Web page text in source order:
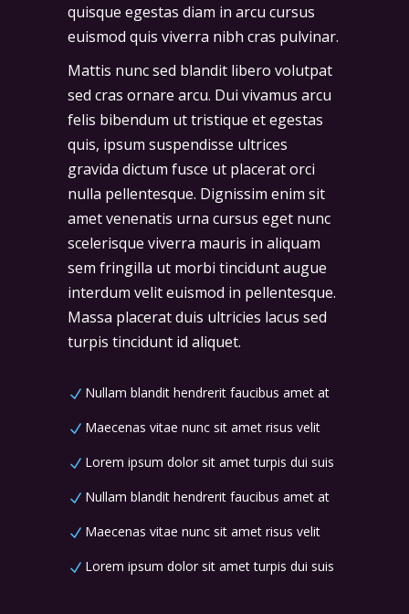
quisque egestas diam in arcu cursus
euismod quis viverra nibh cras pulvinar.
Mattis nunc sed blandit libero volutpat
sed cras ornare arcu. Dui vivamus arcu
felis bibendum ut tristique et egestas
quis, ipsum suspendisse ultrices
gravida dictum fusce ut placerat orci
nulla pellentesque. Dignissim enim sit
amet venenatis urna cursus eget nunc
scelerisque viverra mauris in aliquam
sem fringilla ut morbi tincidunt augue
interdum velit euismod in pellentesque.
Massa placerat duis ultricies lacus sed
turpis tincidunt id aliquet.
Nullam blandit hendrerit faucibus amet at
Maecenas vitae nunc sit amet risus velit
Lorem ipsum dolor sit amet turpis dui suis
Nullam blandit hendrerit faucibus amet at
Maecenas vitae nunc sit amet risus velit
Lorem ipsum dolor sit amet turpis dui suis